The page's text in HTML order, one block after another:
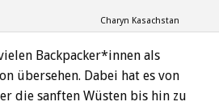
Charyn Kasachstan
Backpacker*innen als
übersehen. Dabei hat es von
die sanften Wüsten bis hin zu